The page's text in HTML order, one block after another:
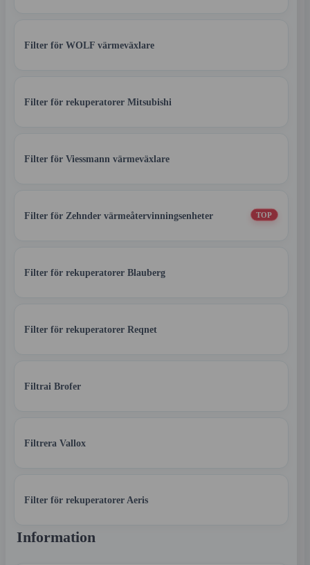
Filter för WOLF värmeväxlare
Filter för rekuperatorer Mitsubishi
Filter för Viessmann värmeväxlare
Filter för Zehnder värmeåtervinningsenheter TOP
Filter för rekuperatorer Blauberg
Filter för rekuperatorer Reqnet
Filtrai Brofer
Filtrera Vallox
Filter för rekuperatorer Aeris
Information